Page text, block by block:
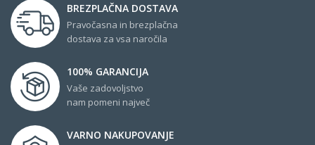
BREZPLAČNA DOSTAVA
Pravočasna in brezplačna
dostava za vsa naročila
100% GARANCIJA
Vaše zadovoljstvo
nam pomeni največ
VARNO NAKUPOVANJE